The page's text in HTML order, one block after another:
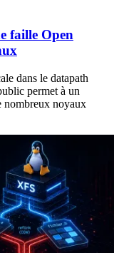
faille Open
dans le datapath
permet à un
nombreux noyaux